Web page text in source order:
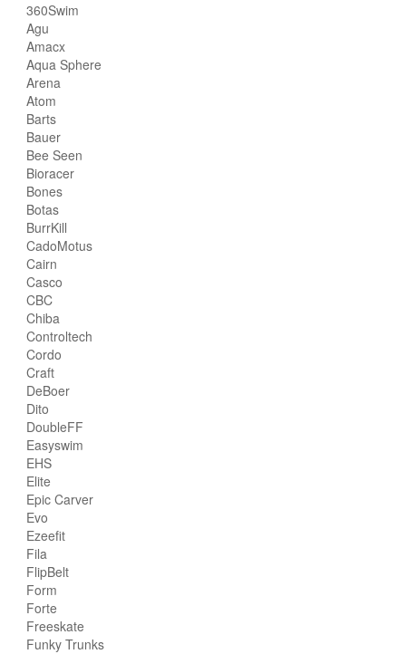
360Swim
Agu
Amacx
Aqua Sphere
Arena
Atom
Barts
Bauer
Bee Seen
Bioracer
Bones
Botas
BurrKill
CadoMotus
Cairn
Casco
CBC
Chiba
Controltech
Cordo
Craft
DeBoer
Dito
DoubleFF
Easyswim
EHS
Elite
Epic Carver
Evo
Ezeefit
Fila
FlipBelt
Form
Forte
Freeskate
Funky Trunks